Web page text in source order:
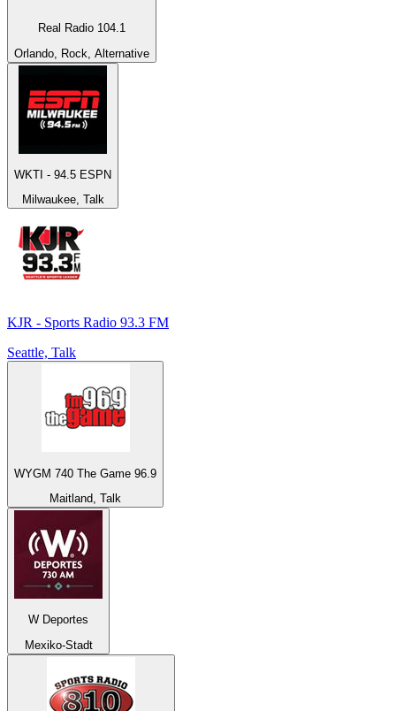
Real Radio 104.1
Orlando, Rock, Alternative
WKTI - 94.5 ESPN
Milwaukee, Talk
KJR - Sports Radio 93.3 FM
Seattle, Talk
WYGM 740 The Game 96.9
Maitland, Talk
W Deportes
Mexiko-Stadt